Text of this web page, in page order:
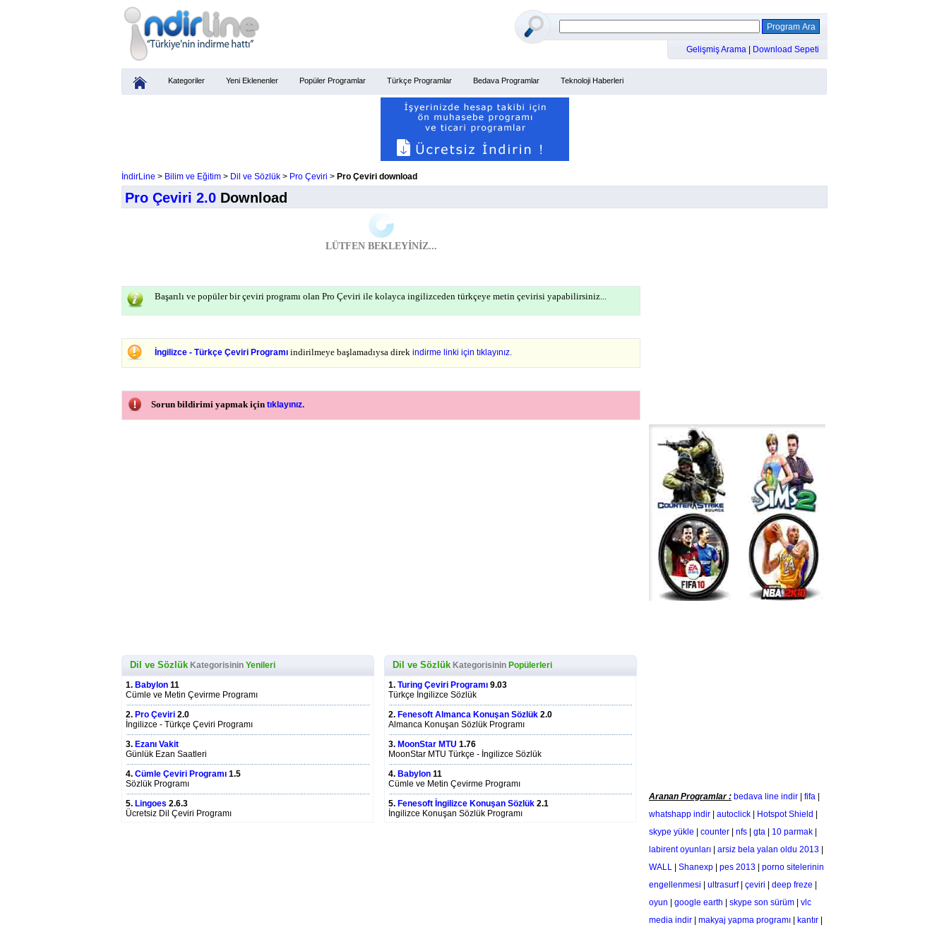
Kategoriler Yeni Eklenenler Popüler Programlar Türkçe Programlar Bedava Programlar Teknoloji Haberleri
İndirLine > Bilim ve Eğitim > Dil ve Sözlük > Pro Çeviri > Pro Çeviri download
Pro Çeviri 2.0 Download
LÜTFEN BEKLEYİNİZ...
Başarılı ve popüler bir çeviri programı olan Pro Çeviri ile kolayca ingilizceden türkçeye metin çevirisi yapabilirsiniz...
İngilizce - Türkçe Çeviri Programı indirilmeye başlamadıysa direk indirme linki için tıklayınız.
Sorun bildirimi yapmak için tıklayınız.
Dil ve Sözlük Kategorisinin Yenileri
1. Babylon 11
Cümle ve Metin Çevirme Programı
2. Pro Çeviri 2.0
İngilizce - Türkçe Çeviri Programı
3. Ezanı Vakit
Günlük Ezan Saatleri
4. Cümle Çeviri Programı 1.5
Sözlük Programı
5. Lingoes 2.6.3
Ücretsiz Dil Çeviri Programı
Dil ve Sözlük Kategorisinin Popülerleri
1. Turing Çeviri Programı 9.03
Türkçe İngilizce Sözlük
2. Fenesoft Almanca Konuşan Sözlük 2.0
Almanca Konuşan Sözlük Programı
3. MoonStar MTU 1.76
MoonStar MTU Türkçe - İngilizce Sözlük
4. Babylon 11
Cümle ve Metin Çevirme Programı
5. Fenesoft İngilizce Konuşan Sözlük 2.1
İngilizce Konuşan Sözlük Programı
Aranan Programlar : bedava line indir fifa
whatshapp indir
autoclick Hotspot Shield
skype yükle
counter nfs gta 10 parmak
labirent oyunları
arsiz bela yalan oldu 2013
WALL
Shanexp pes 2013
porno sitelerinin
engellenmesi
ultrasurf| çeviri deep freze
oyun
google earth skype son sürüm
vlc
media indir
makyaj yapma programı kantır
Gelişmiş Arama Download Sepeti